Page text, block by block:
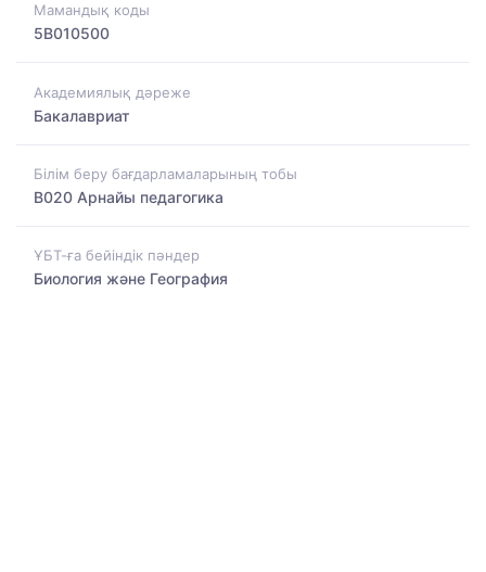
Мамандық коды
5B010500
Академиялық дәреже
Бакалавриат
Білім беру бағдарламаларының тобы
B020 Арнайы педагогика
ҰБТ-ға бейіндік пәндер
Биология және География